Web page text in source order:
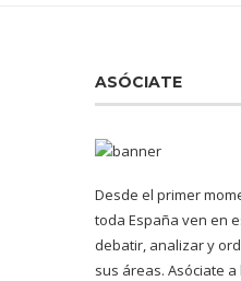
ASÓCIATE
Desde el primer
toda España ven en
debatir, analizar y
sus áreas. Asóciate